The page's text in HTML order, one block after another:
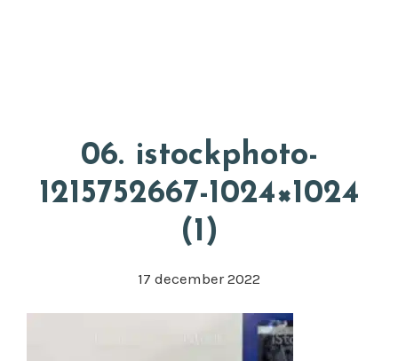
06. istockphoto-
1215752667-1024×1024
(1)
17 december 2022